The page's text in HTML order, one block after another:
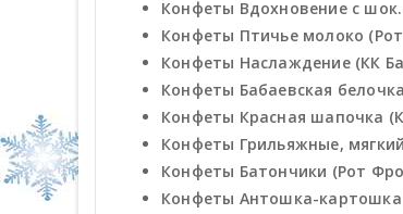
Конфеты Вдохновение с
Конфеты Птичье молоко
Конфеты Наслаждение (КК
Конфеты Бабаевская
Конфеты Красная шапочка
Конфеты Грильяжные,
Конфеты Батончики (Рот
Конфеты Антошка-